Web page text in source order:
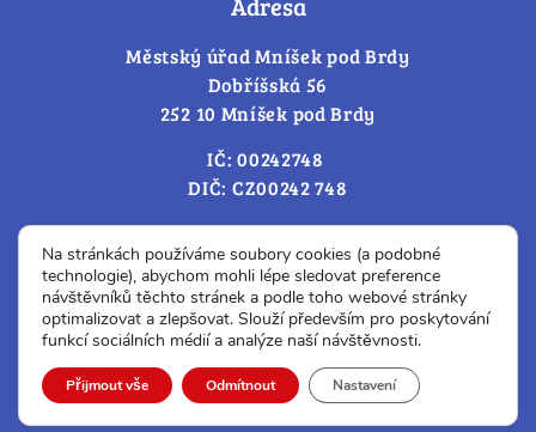
Městský úřad Mníšek pod Brdy
Dobříšská 56
252 10 Mníšek pod Brdy
IČ: 00242748
DIČ: CZ00242 748
Cookies – změna souhlasu
Prohlášení o přístupnosti
© Všechna práva vyhrazena.
Na stránkách používáme soubory cookies (a podobné
technologie), abychom mohli lépe sledovat preference
návštěvníků těchto stránek a podle toho webové stránky
optimalizovat a zlepšovat. Slouží především pro poskytování
funkcí sociálních médií a analýze naší návštěvnosti.
Přijmout vše Odmítnout Nastavení